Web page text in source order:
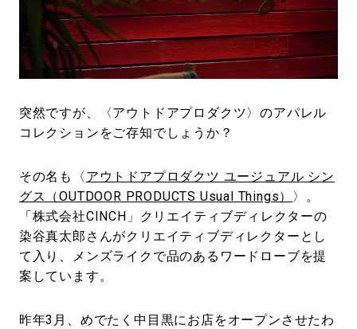
#SPORTS #HANDSOME HANDBOOK
突然ですが、〈アウトドアプロダクツ〉のアパレル
コレクションをご存知でしょうか？
その名も〈 アウトドアプロダクツ ユージュアル シン
グス（OUTDOOR PRODUCTS Usual Things） 〉。
「株式会社CINCH」クリエイティブディレクターの
染谷真太郎さんがクリエイティブディレクターとし
て入り、メンズライクで品のあるワードローブを提
案しています。
昨年3月、めでたく中目黒にお店をオープンさせたわ